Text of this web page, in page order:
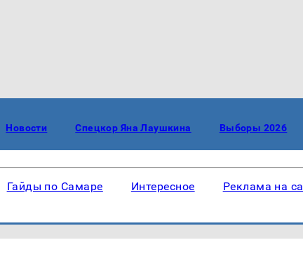
Новости Спецкор Яна Лаушкина Выборы 2026
Гайды по Самаре Интересное Реклама на